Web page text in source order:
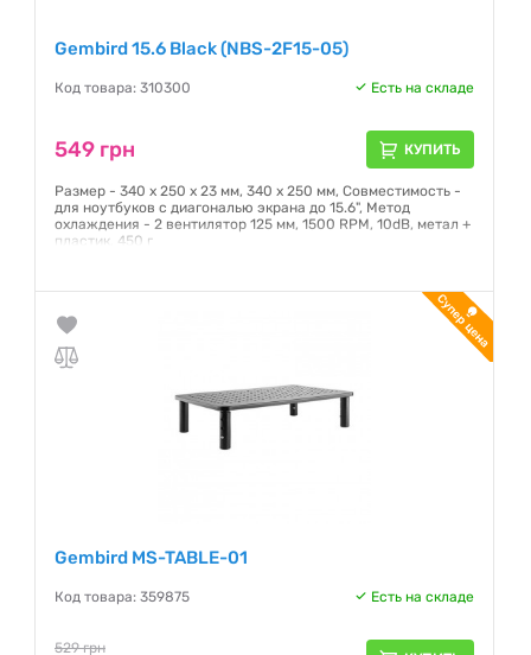
Gembird 15.6 Black (NBS-2F15-05)
Код товара: 310300 Есть на складе
549 грн КУПИТЬ
Размер - 340 х 250 х 23 мм, 340 х 250 мм, Совместимость -
для ноутбуков с диагональю экрана до 15.6", Метод
охлаждения - 2 вентилятор 125 мм, 1500 RPM, 10dB, метал +
пластик, 450 г
Gembird MS-TABLE-01
Код товара: 359875 Есть на складе
529 грн